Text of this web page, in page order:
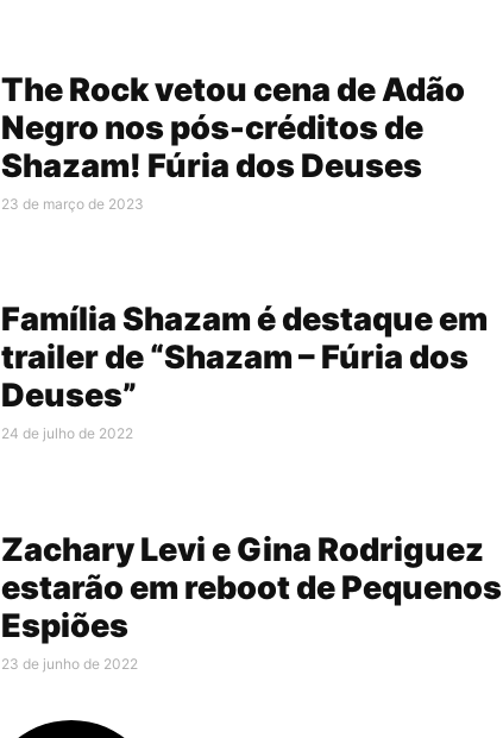
The Rock vetou cena de Adão
Negro nos pós-créditos de
Shazam! Fúria dos Deuses
23 de março de 2023
Família Shazam é destaque em
trailer de “Shazam – Fúria dos
Deuses”
24 de julho de 2022
Zachary Levi e Gina Rodriguez
estarão em reboot de Pequenos
Espiões
23 de junho de 2022